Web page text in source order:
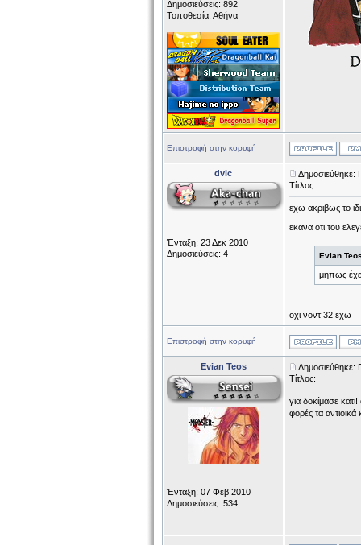
Δημοσιεύσεις: 892
Τοποθεσία: Αθήνα
Επιστροφή στην κορυφή
dvlc
Ένταξη: 23 Δεκ 2010
Δημοσιεύσεις: 4
Δημοσιεύθηκε:
Τίτλος:
εχω ακριβως το
εκανα οτι του
Evian
μηπως
οχι νοντ 32 εχω
Επιστροφή στην κορυφή
Evian Teos
Ένταξη: 07 Φεβ 2010
Δημοσιεύσεις: 534
Δημοσιεύθηκε:
Τίτλος:
για δοκίμασε
φορές τα